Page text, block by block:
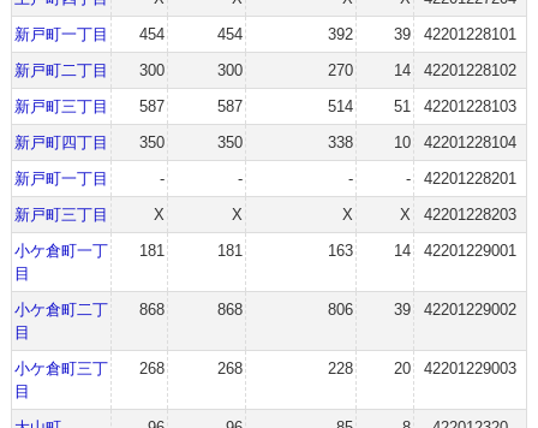
新戸町一丁目
454 454 392 39
42201228101
新戸町二丁目
300 300 270 14
42201228102
新戸町三丁目
587 587 514 51
42201228103
新戸町四丁目
350 350 338 10
42201228104
新戸町一丁目
- - - -
42201228201
新戸町三丁目
X X X X
42201228203
小ケ倉町一丁
目
181 181 163 14 42201229001
小ケ倉町二丁
目
868 868 806 39 42201229002
小ケ倉町三丁
目
268 268 228 20 42201229003